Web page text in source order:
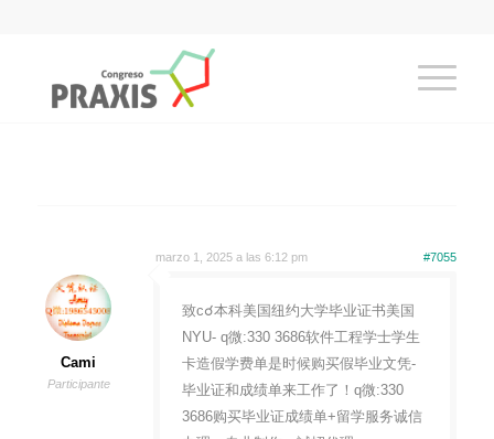
marzo 1, 2025 a las 6:12 pm #7055
Cami
Participante
致c☌本科美国纽约大学毕业证书美国
NYU- q微:330 3686软件工程学士学生
卡造假学费单是时候购买假毕业文凭-
毕业证和成绩单来工作了！q微:330
3686购买毕业证成绩单+留学服务诚信